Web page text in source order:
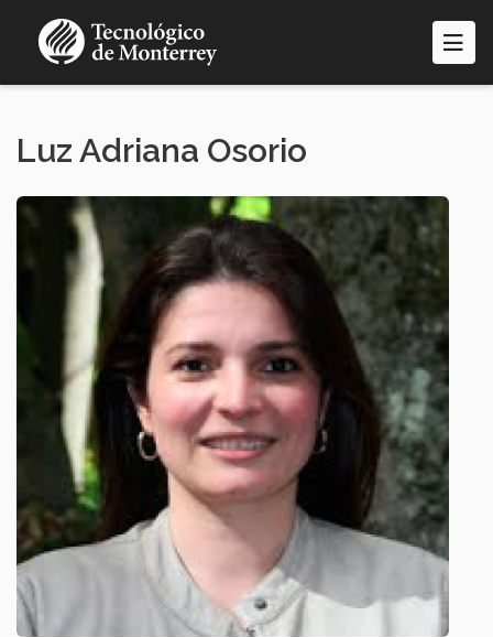
contenido
Luz Adriana Osorio